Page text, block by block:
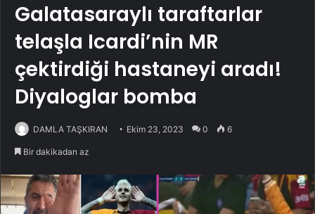
Galatasaraylı taraftarlar
telaşla Icardi’nin MR
çektirdiği hastaneyi aradı!
Diyaloglar bomba
DAMLA TAŞKIRAN Ekim 23, 2023 0 6
Bir dakikadan az